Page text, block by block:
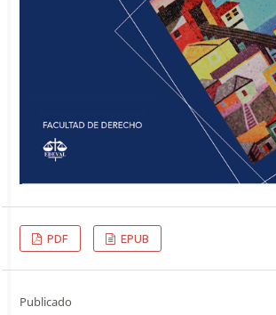
PDF EPUB
Publicado